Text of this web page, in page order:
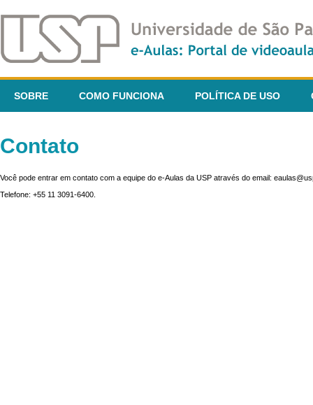
SOBRE COMO FUNCIONA POLÍTICA DE USO
Contato
Você pode entrar em contato com a equipe do e-Aulas da USP através do email:
Telefone: +55 11 3091-6400.